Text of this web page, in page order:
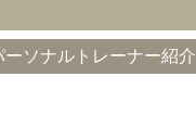
ーソナルトレーナー紹介